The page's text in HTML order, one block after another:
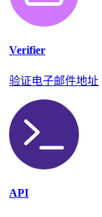
Verifier
验证电子邮件地址
API